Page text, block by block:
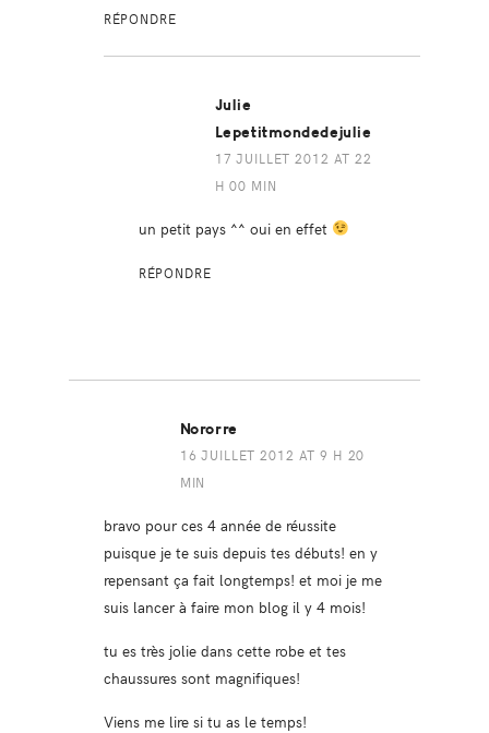
RÉPONDRE
Julie
Lepetitmondedejulie
17 JUILLET 2012 AT 22
H 00 MIN
un petit pays ^^ oui en effet
RÉPONDRE
Nororre
16 JUILLET 2012 AT 9 H 20
MIN
bravo pour ces 4 année de réussite
puisque je te suis depuis tes débuts! en y
repensant ça fait longtemps! et moi je me
suis lancer à faire mon blog il y 4 mois!
tu es très jolie dans cette robe et tes
chaussures sont magnifiques!
Viens me lire si tu as le temps!